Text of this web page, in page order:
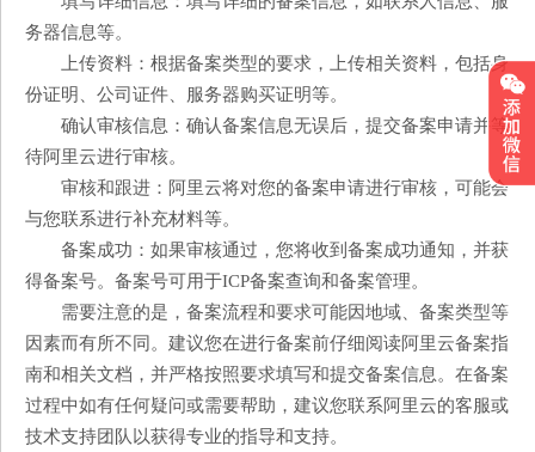
务器信息等。
上传资料：根据备案类型的要求，上传相关资料，包括身
份证明、公司证件、服务器购买证明等。
确认审核信息：确认备案信息无误后，提交备案申请并等
待阿里云进行审核。
审核和跟进：阿里云将对您的备案申请进行审核，可能会
与您联系进行补充材料等。
备案成功：如果审核通过，您将收到备案成功通知，并获
得备案号。备案号可用于ICP备案查询和备案管理。
需要注意的是，备案流程和要求可能因地域、备案类型等
因素而有所不同。建议您在进行备案前仔细阅读阿里云备案指
南和相关文档，并严格按照要求填写和提交备案信息。在备案
过程中如有任何疑问或需要帮助，建议您联系阿里云的客服或
技术支持团队以获得专业的指导和支持。